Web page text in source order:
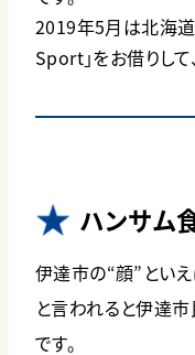
2019年5月は北海道
Sport」をお借りして
ハンサム
伊達市の“顔”といえ
と言われると伊達
です。